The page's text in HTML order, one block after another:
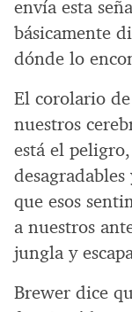
envía esta
básicamente
dónde lo
El corolario
nuestros
está el
que esos
a nuestros
jungla y
Brewer dice